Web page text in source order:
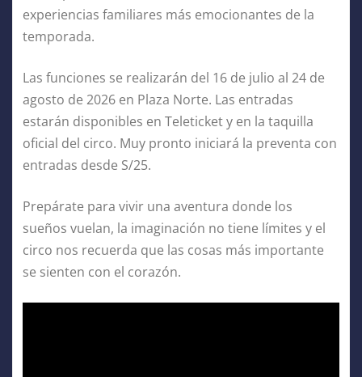
experiencias familiares más emocionantes de la
temporada.
Las funciones se realizarán del 16 de julio al 24 de
agosto de 2026 en Plaza Norte. Las entradas
estarán disponibles en Teleticket y en la taquilla
oficial del circo. Muy pronto iniciará la preventa con
entradas desde S/25.
Prepárate para vivir una aventura donde los
sueños vuelan, la imaginación no tiene límites y el
circo nos recuerda que las cosas más importante
se sienten con el corazón.